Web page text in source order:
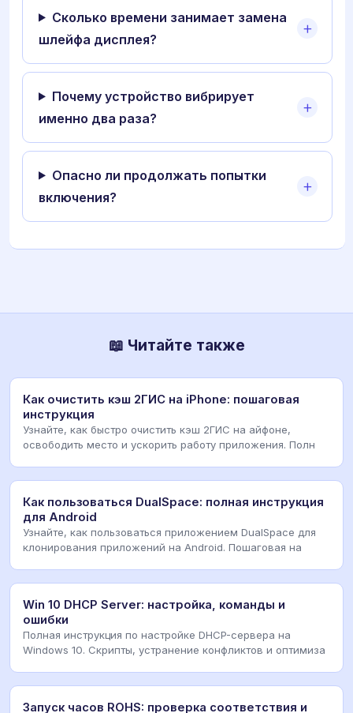
Сколько времени занимает замена
шлейфа дисплея?
Почему устройство вибрирует
именно два раза?
Опасно ли продолжать попытки
включения?
📖 Читайте также
Как очистить кэш 2ГИС на iPhone: пошаговая
инструкция
Узнайте, как быстро очистить кэш 2ГИС на айфоне,
освободить место и ускорить работу приложения. Полн
Как пользоваться DualSpace: полная инструкция
для Android
Узнайте, как пользоваться приложением DualSpace для
клонирования приложений на Android. Пошаговая на
Win 10 DHCP Server: настройка, команды и
ошибки
Полная инструкция по настройке DHCP-сервера на
Windows 10. Скрипты, устранение конфликтов и оптимиза
Запуск часов ROHS: проверка соответствия и